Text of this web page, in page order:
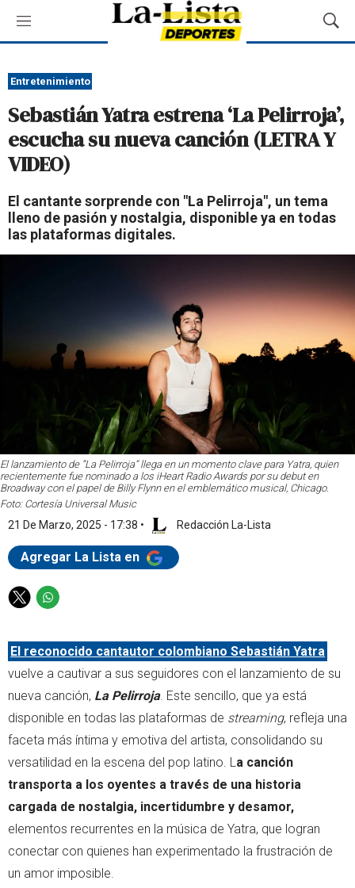
M
e
ú
M
o
a
r
B
u
e
Entretenimiento
Sebastián Yatra estrena ‘La Pelirroja’,
escucha su nueva canción (LETRA Y
VIDEO)
El cantante sorprende con "La Pelirroja", un tema
lleno de pasión y nostalgia, disponible ya en todas
las plataformas digitales.
El lanzamiento de “La Pelirroja” llega en un momento clave para Yatra, quien
recientemente fue nominado a los iHeart Radio Awards por su debut en
Broadway con el papel de Billy Flynn en el emblemático musical, Chicago.
Foto: Cortesía Universal Music
21 De Marzo, 2025 - 17:38 • Redacción La-Lista
Agregar La Lista en
T
i
t
t
r
W
a
t
s
p
p
El reconocido cantautor colombiano Sebastián Yatra
vuelve a cautivar a sus seguidores con el lanzamiento de su
nueva canción, La Pelirroja. Este sencillo, que ya está
disponible en todas las plataformas de streaming, refleja una
faceta más íntima y emotiva del artista, consolidando su
versatilidad en la escena del pop latino. La canción
transporta a los oyentes a través de una historia
cargada de nostalgia, incertidumbre y desamor,
elementos recurrentes en la música de Yatra, que logran
conectar con quienes han experimentado la frustración de
un amor imposible.